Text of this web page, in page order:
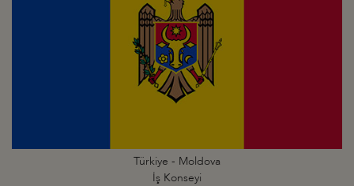
Türkiye - Moldova
İş Konseyi